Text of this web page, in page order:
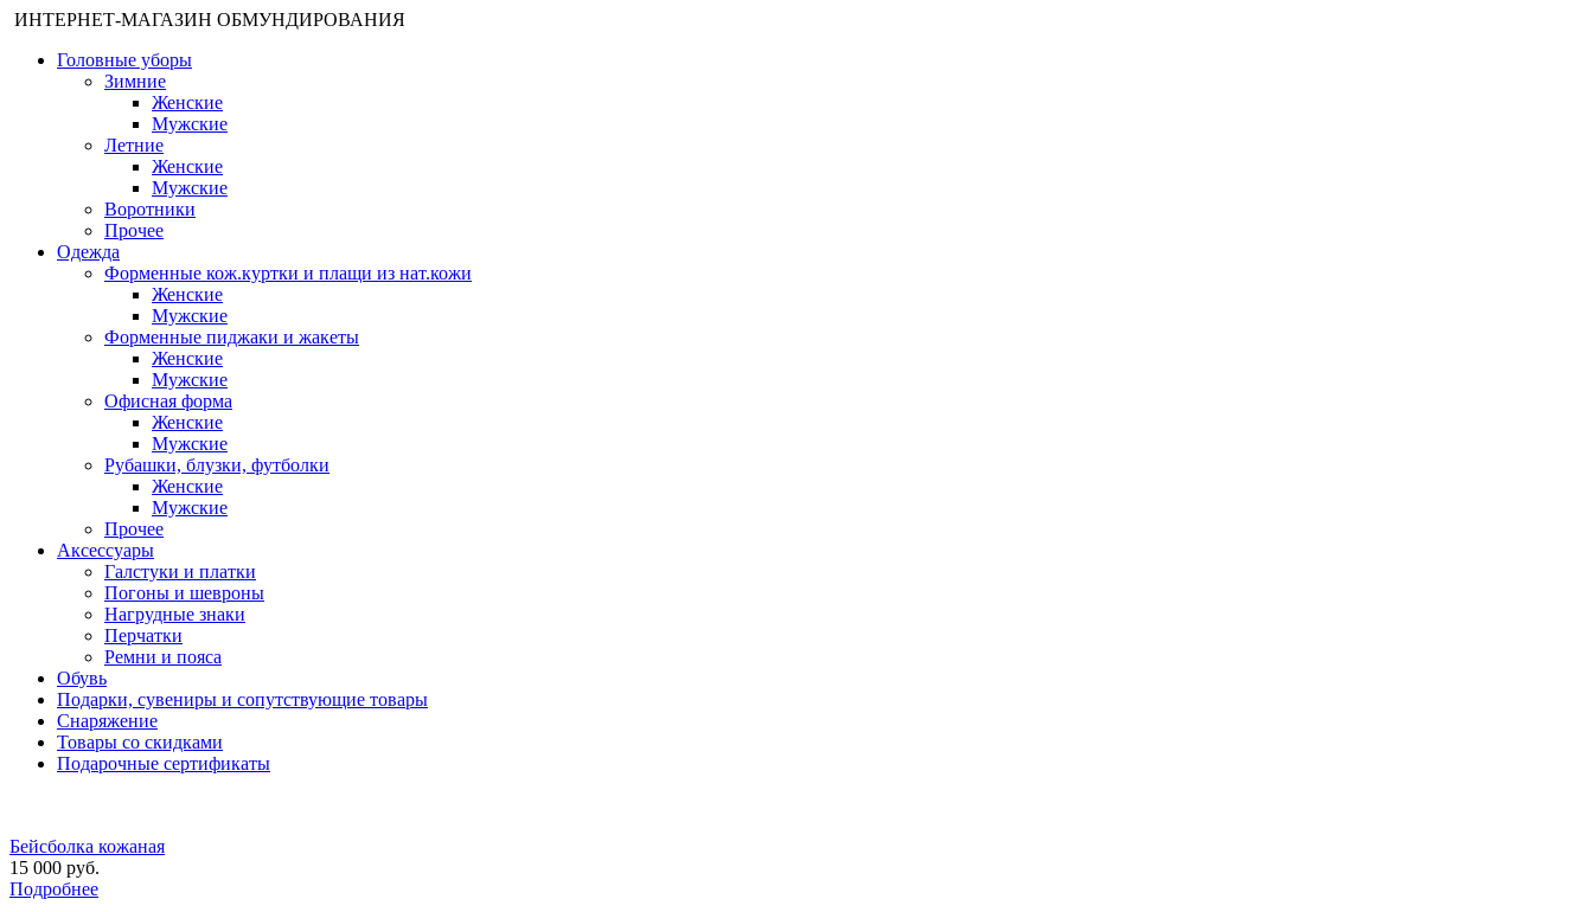
ИНТЕРНЕТ-МАГАЗИН ОБМУНДИРОВАНИЯ
Головные уборы
Зимние
Женские
Мужские
Летние
Женские
Мужские
Воротники
Прочее
Одежда
Форменные кож.куртки и плащи из нат.кожи
Женские
Мужские
Форменные пиджаки и жакеты
Женские
Мужские
Офисная форма
Женские
Мужские
Рубашки, блузки, футболки
Женские
Мужские
Прочее
Аксессуары
Галстуки и платки
Погоны и шевроны
Нагрудные знаки
Перчатки
Ремни и пояса
Обувь
Подарки, сувениры и сопутствующие товары
Снаряжение
Товары со скидками
Подарочные сертификаты
Бейсболка кожаная
15 000 руб.
Подробнее